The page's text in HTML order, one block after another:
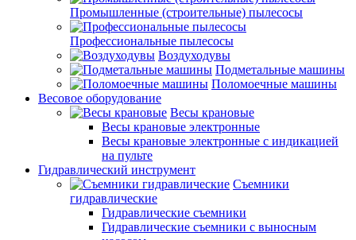
Промышленные (строительные) пылесосы
Профессиональные пылесосы
Воздуходувы
Подметальные машины
Поломоечные машины
Весовое оборудование
Весы крановые
Весы крановые электронные
Весы крановые электронные с индикацией
на пульте
Гидравлический инструмент
Съемники
гидравлические
Гидравлические съемники
Гидравлические cъемники с выносным